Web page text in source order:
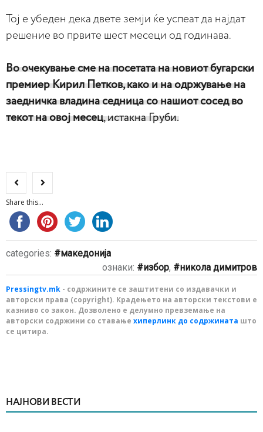
Тој е убеден дека двете земји ќе успеат да најдат
решение во првите шест месеци од годинава.
Во очекување сме на посетата на новиот бугарски
премиер Кирил Петков, како и на одржување на
заедничка владина седница со нашиот сосед во
текот на овој месец, истакна Груби.
Share this...
categories:
македонија
ознаки:
избор, никола димитров
Pressingtv.mk - содржините се заштитени со издавачки и
авторски права (copyright). Крадењето на авторски текстови е
казниво со закон. Дозволено е делумно превземање на
авторски содржини со ставање хиперлинк до содржината што
се цитира.
НАЈНОВИ ВЕСТИ